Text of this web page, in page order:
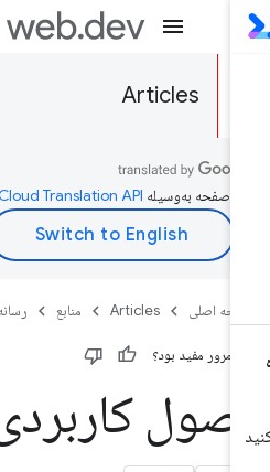
Articles
صفحه به‌وسیله
اصلی Articles منابع رسانه ها
مرور مفید بود؟
کاربردی